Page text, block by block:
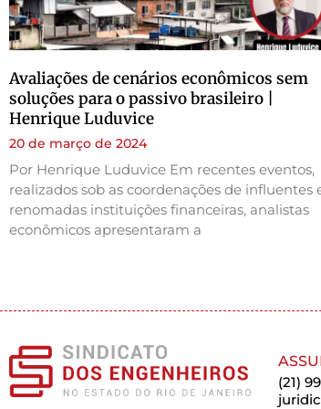
Avaliações de cenários econômicos sem
soluções para o passivo brasileiro |
Henrique Luduvice
20 de março de 2024
Por Henrique Luduvice Em recentes eventos,
realizados sob as coordenações de influentes
renomadas instituições financeiras, analistas
econômicos apresentaram a
(21)